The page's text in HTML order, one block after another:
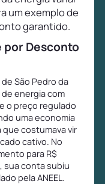
um exemplo de
garantido.
por Desconto
São Pedro da
energia com
o preço regulado
uma economia
que costumava vir
cativo. No
para R$
sua conta subiu
pela ANEEL.